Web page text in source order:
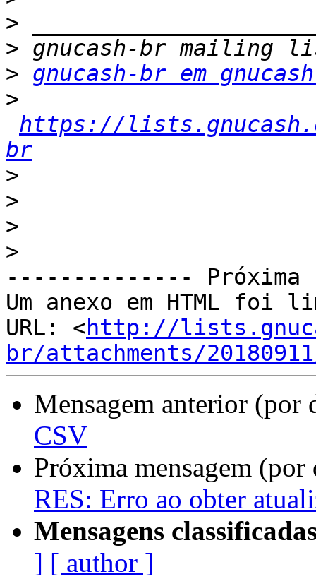
>
>
> gnucash-br em
>
https://
br
>
>
>
>
--------------
Um anexo em HTML foi
URL: <http://
br/attachments/
Mensagem anterior (por
CSV
Próxima mensagem
RES: Erro ao obter
Mensagens
] [ author ]